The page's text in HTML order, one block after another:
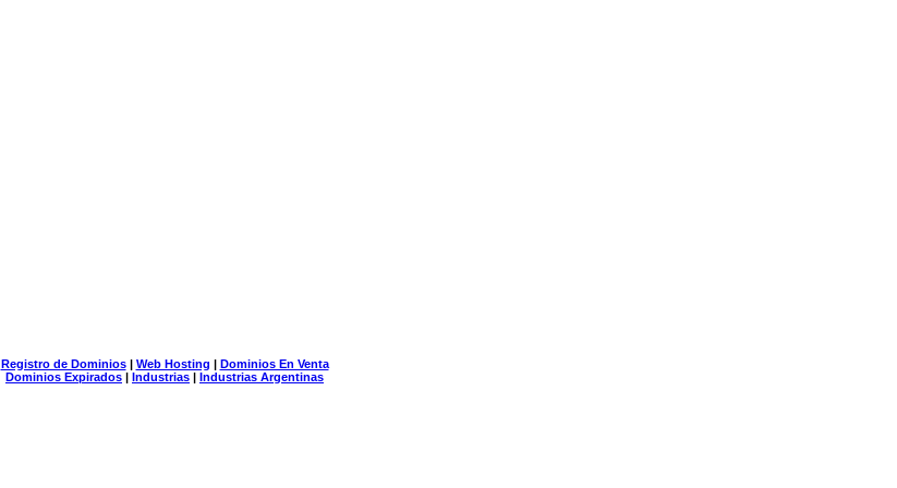
Registro de Dominios| Web Hosting | Dominios En Venta
Dominios Expirados | Industrias | Industrias Argentinas